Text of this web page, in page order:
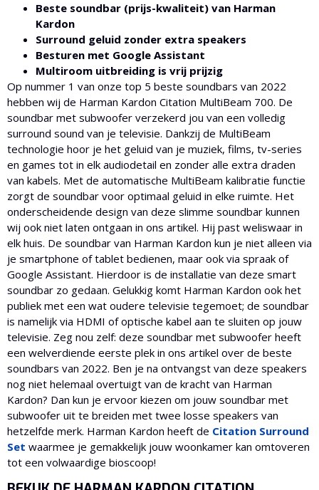
Beste soundbar (prijs-kwaliteit) van Harman
Kardon
Surround geluid zonder extra speakers
Besturen met Google Assistant
Multiroom uitbreiding is vrij prijzig
Op nummer 1 van onze top 5 beste soundbars van 2022
hebben wij de Harman Kardon Citation MultiBeam 700. De
soundbar met subwoofer verzekerd jou van een volledig
surround sound van je televisie. Dankzij de MultiBeam
technologie hoor je het geluid van je muziek, films, tv-series
en games tot in elk audiodetail en zonder alle extra draden
van kabels. Met de automatische MultiBeam kalibratie functie
zorgt de soundbar voor optimaal geluid in elke ruimte. Het
onderscheidende design van deze slimme soundbar kunnen
wij ook niet laten ontgaan in ons artikel. Hij past weliswaar in
elk huis. De soundbar van Harman Kardon kun je niet alleen via
je smartphone of tablet bedienen, maar ook via spraak of
Google Assistant. Hierdoor is de installatie van deze smart
soundbar zo gedaan. Gelukkig komt Harman Kardon ook het
publiek met een wat oudere televisie tegemoet; de soundbar
is namelijk via HDMI of optische kabel aan te sluiten op jouw
televisie. Zeg nou zelf: deze soundbar met subwoofer heeft
een welverdiende eerste plek in ons artikel over de beste
soundbars van 2022. Ben je na ontvangst van deze speakers
nog niet helemaal overtuigt van de kracht van Harman
Kardon? Dan kun je ervoor kiezen om jouw soundbar met
subwoofer uit te breiden met twee losse speakers van
hetzelfde merk. Harman Kardon heeft de Citation Surround
Set waarmee je gemakkelijk jouw woonkamer kan omtoveren
tot een volwaardige bioscoop!